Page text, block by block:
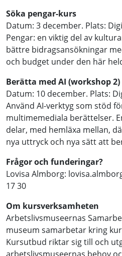
Söka pengar-kurs
Datum: 3 december. Plats:
Pengar: en viktig del av
bättre bidragsansökningar
och budget under den här
Berätta med AI (workshop 2)
Datum: 10 december. Plats:
Använd AI-verktyg som stöd
multimemediala berättelser.
delar, med hemläxa mellan,
nya uttryck och nya sätt att
Frågor och funderingar?
Lovisa Almborg:
17 30
Om kursverksamheten
Arbetslivsmuseernas
museum samarbetar kring
Kursutbud riktar sig till och